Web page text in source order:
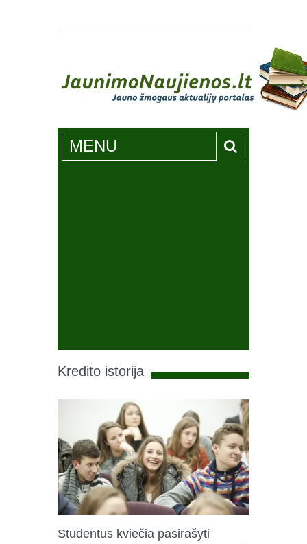
Jaunimonaujienos.lt
MENU
Kredito istorija
Studentus kviečia pasirašyti